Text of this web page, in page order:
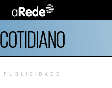
COTIDIANO
PUBLICIDADE